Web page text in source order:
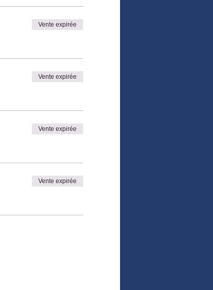
Vente expirée
Vente expirée
Vente expirée
Vente expirée